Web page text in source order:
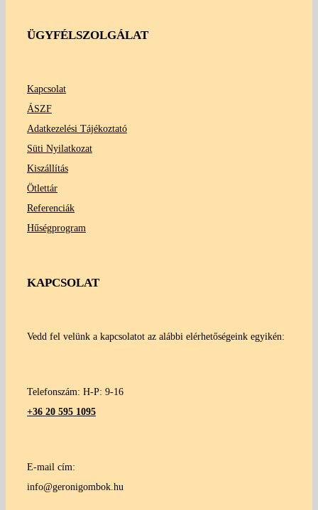
ÜGYFÉLSZOLGÁLAT
Kapcsolat
ÁSZF
Adatkezelési Tájékoztató
Süti Nyilatkozat
Kiszállítás
Ötlettár
Referenciák
Hűségprogram
KAPCSOLAT
Vedd fel velünk a kapcsolatot az alábbi elérhetőségeink egyikén:
Telefonszám: H-P: 9-16
+36 20 595 1095
E-mail cím:
info@geronigombok.hu